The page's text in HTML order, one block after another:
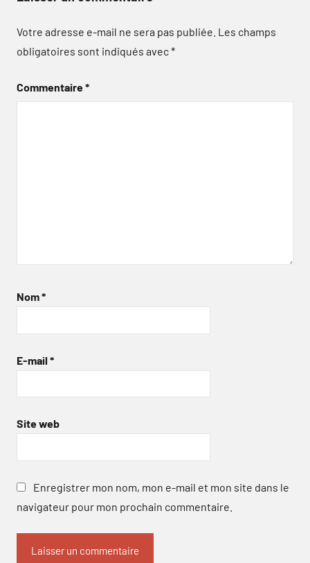
Votre adresse e-mail ne sera pas publiée. Les champs
obligatoires sont indiqués avec*
Commentaire*
Nom*
E-mail *
Site web
Enregistrer mon nom, mon e-mail et mon site dans le
navigateur pour mon prochain commentaire.